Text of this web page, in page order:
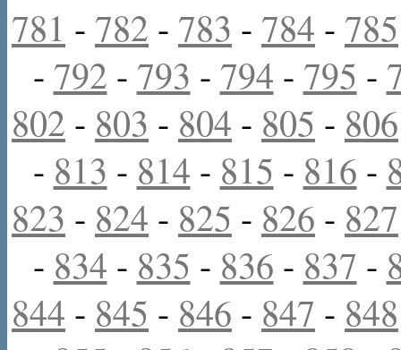
781 - 782 - 783 - 784 - 785
- 792 - 793 - 794 - 795 -
802 - 803 - 804 - 805 - 806
- 813 - 814 - 815 - 816 -
823 - 824 - 825 - 826 - 827
- 834 - 835 - 836 - 837 -
844 - 845 - 846 - 847 - 848